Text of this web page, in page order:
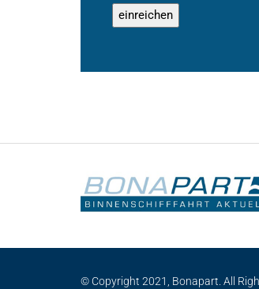
© Copyright 2021, Bonapart. All